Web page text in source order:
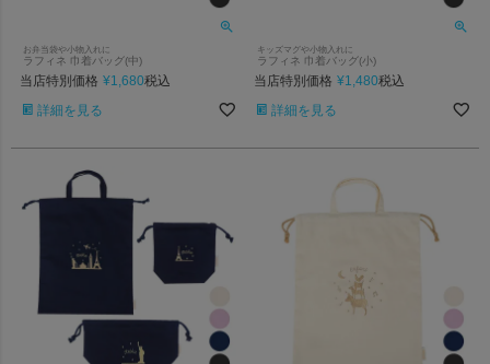
お弁当袋や小物入れに
ラフィネ 巾着バッグ(中)
当店特別価格 ¥1,680税込
詳細を見る
キッズマグや小物入れに
ラフィネ 巾着バッグ(小)
当店特別価格 ¥1,480税込
詳細を見る